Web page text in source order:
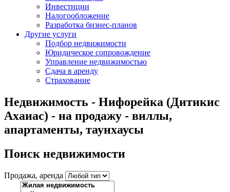
Инвестиции
Налогообложение
Разработка бизнес-планов
Другие услуги
Подбор недвижимости
Юридическое сопровождение
Управление недвижимостью
Сдача в аренду
Страхование
Недвижимость - Нифорейка (Дитикис
Ахаиас) - на продажу - виллы,
апартаменты, таунхаусы
Поиск недвижимости
Продажа, аренда